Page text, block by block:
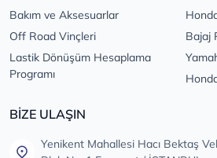
Bakım ve Aksesuarlar
Off Road Vinçleri
Lastik Dönüşüm Hesaplama
Programı
Bajaj
BİZE ULAŞIN
Yenikent Mahallesi Hacı Bektaş